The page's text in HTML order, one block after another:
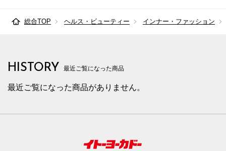
総合TOP ヘルス・ビューティー インナー・ファッション
HISTORY 最近ご覧になった商品
最近ご覧になった商品がありません。